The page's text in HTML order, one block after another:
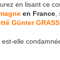
en lisant ce
en France
Günter GRASS
est-elle